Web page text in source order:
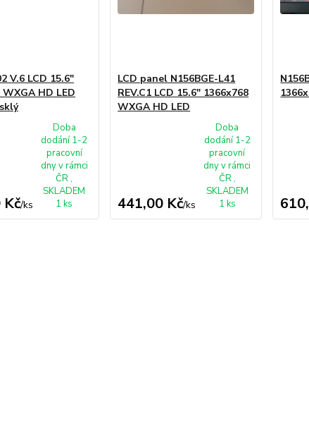
V.6 LCD 15.6"
WXGA HD LED
Kč/ks
Doba
dodání 1-2
pracovní
dny v rámci
ČR ,
SKLADEM
1 ks
LCD panel N156BGE-L41
REV.C1 LCD 15.6" 1366x768
WXGA HD LED
441,00 Kč/ks
Doba
dodání 1-2
pracovní
dny v rámci
ČR ,
SKLADEM
1 ks